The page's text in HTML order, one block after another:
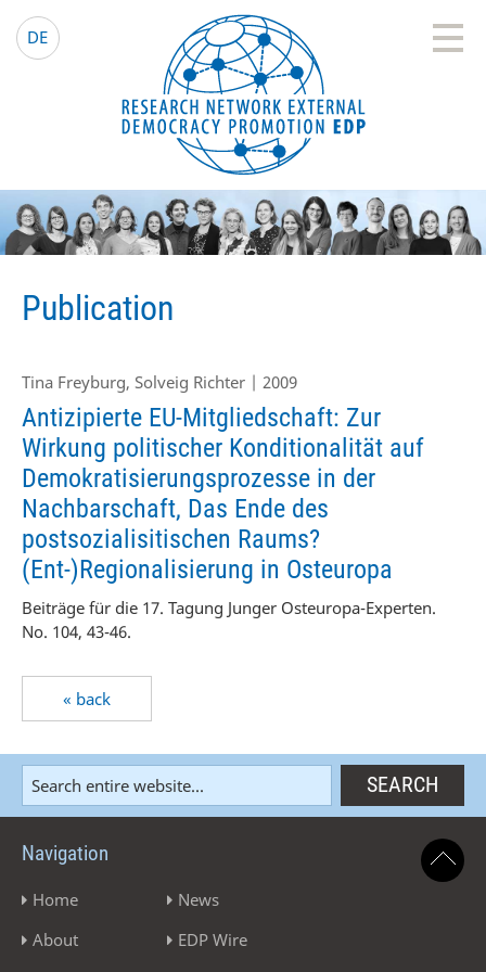
DE EDP Network
English website
Publication
Tina Freyburg, Solveig Richter | 2009
Antizipierte EU-Mitgliedschaft: Zur
Wirkung politischer Konditionalität auf
Demokratisierungsprozesse in der
Nachbarschaft, Das Ende des
postsozialisitischen Raums?
(Ent-)Regionalisierung in Osteuropa
Beiträge für die 17. Tagung Junger Osteuropa-Experten.
No. 104, 43-46.
« back
Navigation
Home
About
News
EDP Wire